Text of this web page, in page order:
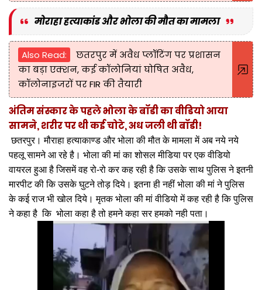
मोराहा हत्याकांड और भोला की मौत का मामला
Also Read:
छतरपुर में अवैध प्लॉटिंग पर प्रशासन
का बड़ा एक्शन, कई कॉलोनियां घोषित अवैध,
कॉलोनाइजरों पर FIR की तैयारी
अंतिम संस्कार के पहले भोला के बॉडी का वीडियो आया
सामने, शरीर पर थी कई चोटे, अध जली थी बॉडी!
छतरपुर। मौराहा हत्याकाण्ड और भोला की मौत के मामला में अब नये नये
पहलू सामने आ रहे है। भोला की मां का शोसल मीडिया पर एक वीडियो
वायरल हुआ है जिसमें वह रो-रो कर कह रही है कि उसके साथ पुलिस ने इतनी
मारपीट की कि उसके घुटने तोड़ दिये। इतना ही नहीं भोला की मां ने पुलिस
के कई राज भी खोल दिये। मृतक भोला की मां वीडियो में कह रही है कि पुलिस
ने कहा है कि भोला कहा है तो हमने कहा सर हमको नही पता।